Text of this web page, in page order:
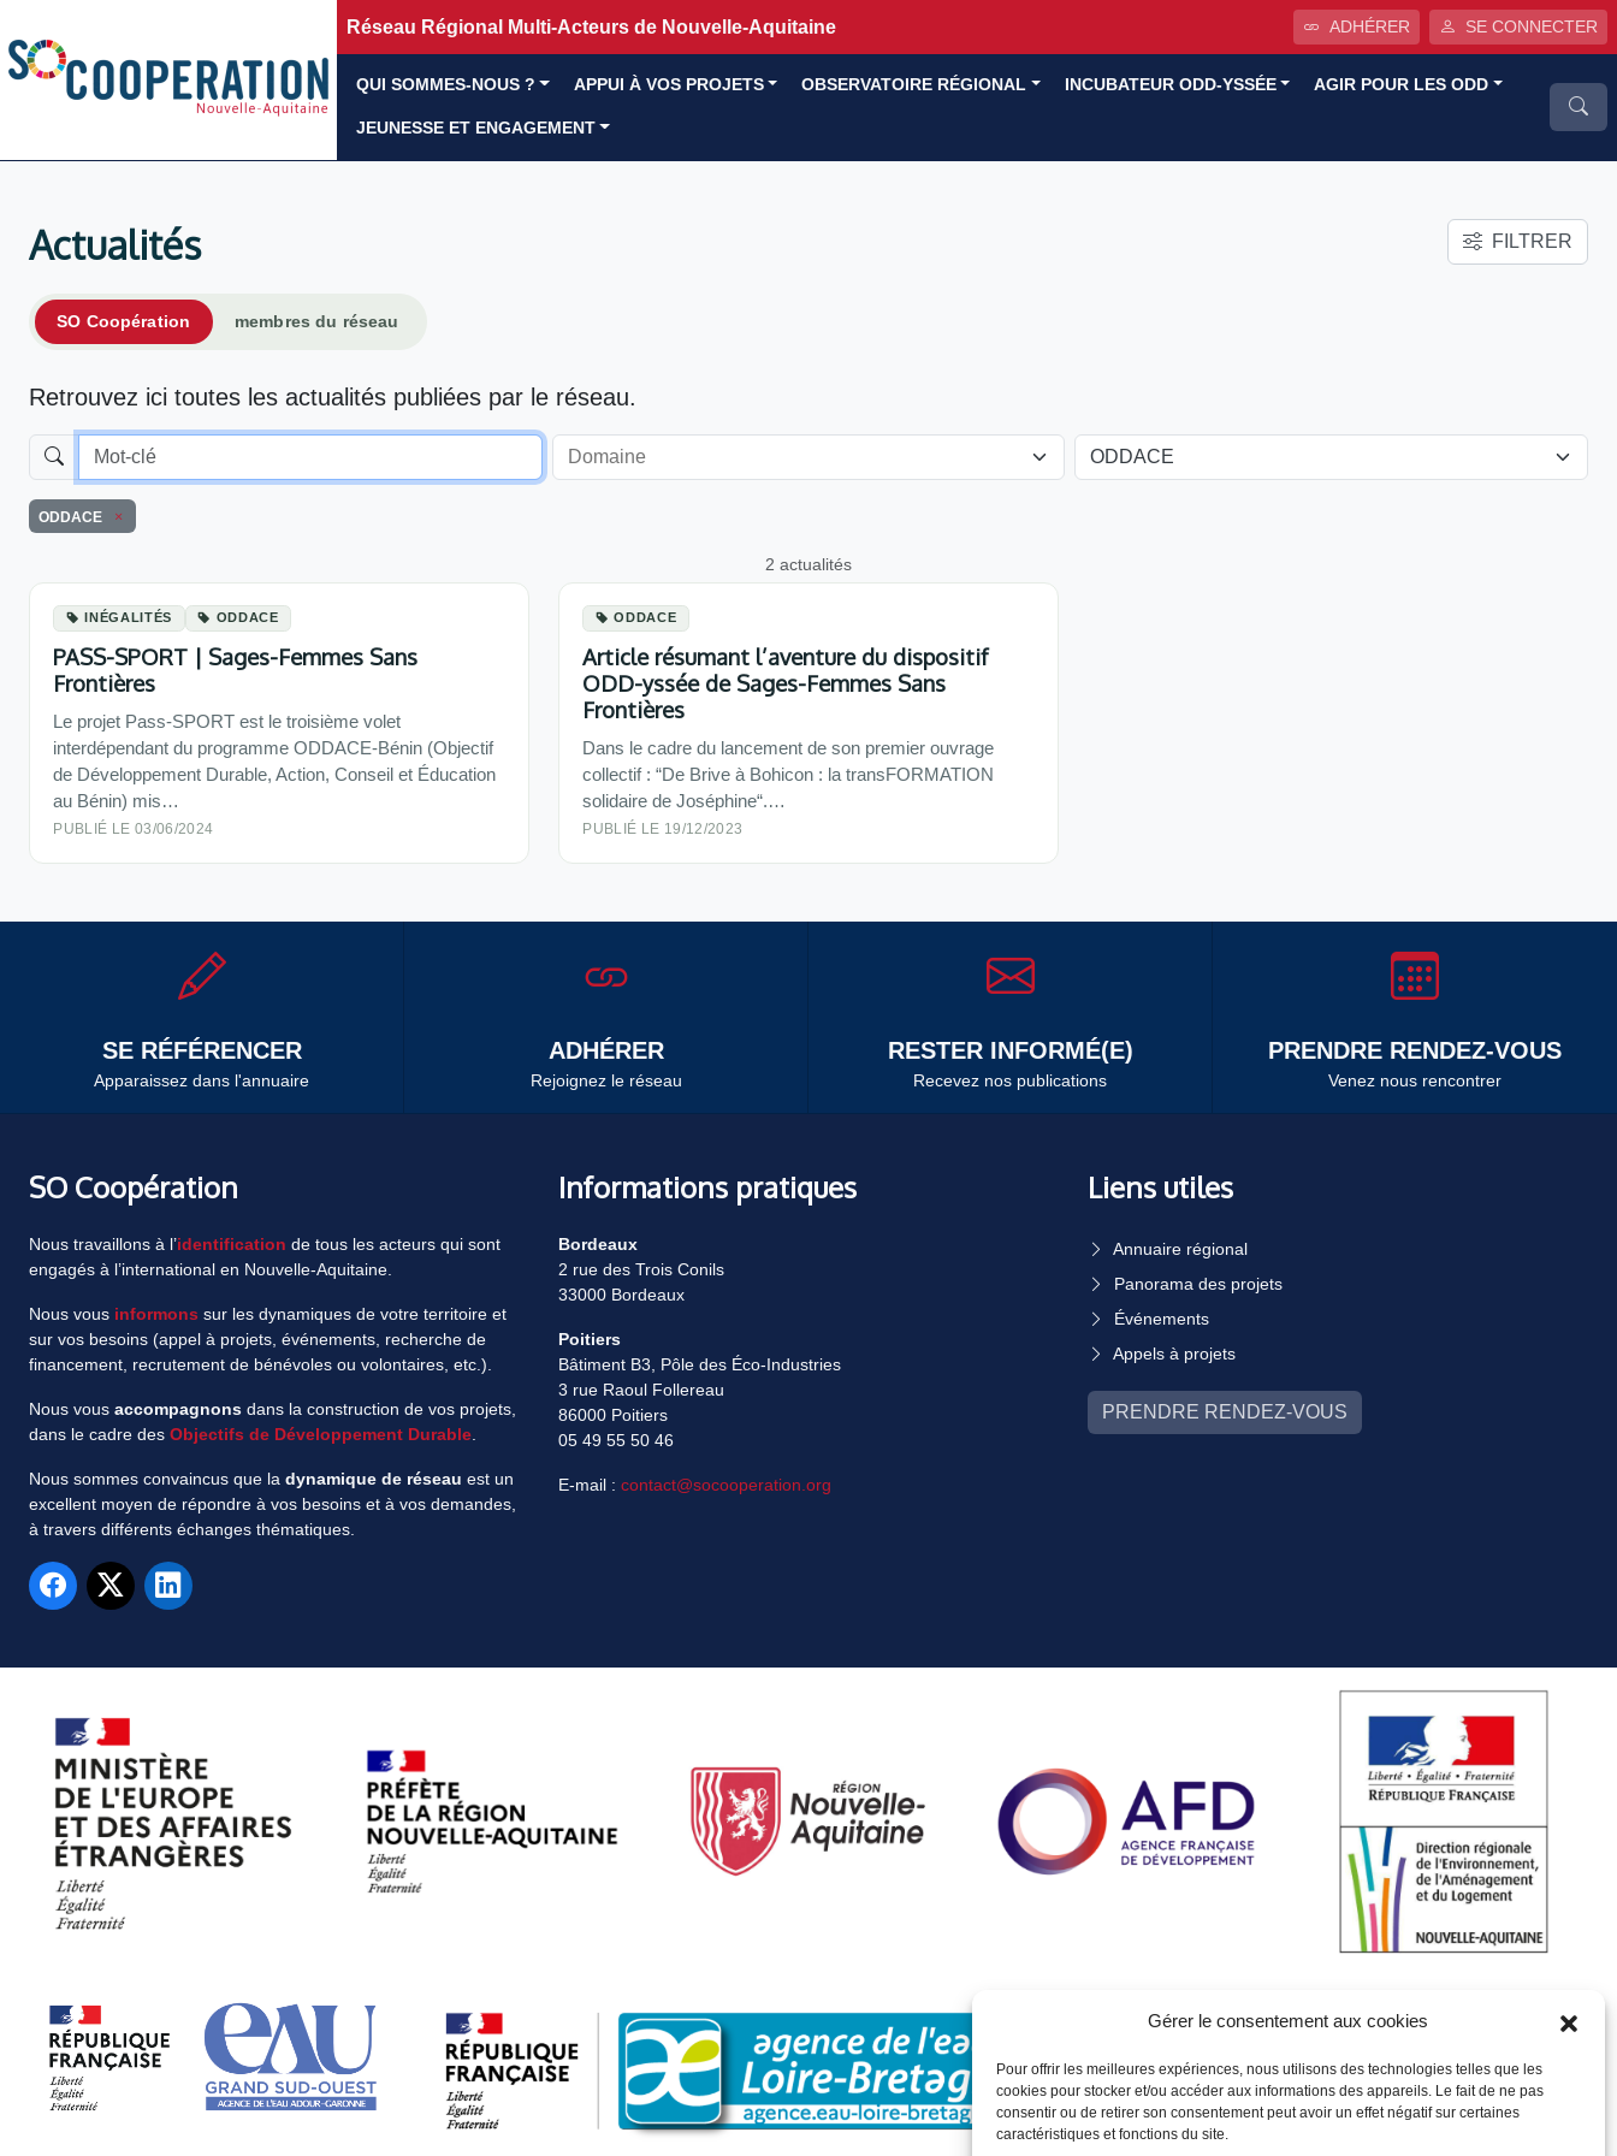
Gérer le consentement aux cookies
Pour offrir les meilleures expériences, nous utilisons des technologies telles que les
cookies pour stocker et/ou accéder aux informations des appareils. Le fait de ne pas
consentir ou de retirer son consentement peut avoir un effet négatif sur certaines
caractéristiques et fonctions du site.
Réseau Régional Multi-Acteurs de Nouvelle-Aquitaine ADHÉRER SE CONNECTER
QUI SOMMES-NOUS ? APPUI À VOS PROJETS OBSERVATOIRE RÉGIONAL INCUBATEUR ODD-YSSÉE AGIR POUR LES ODD
JEUNESSE ET ENGAGEMENT
Actualités FILTRER
SO Coopération membres du réseau
Retrouvez ici toutes les actualités publiées par le réseau.
ODDACE
ODDACE
2 actualités
INÉGALITÉS ODDACE
PASS-SPORT | Sages-Femmes Sans
Frontières
Le projet Pass-SPORT est le troisième volet
interdépendant du programme ODDACE-Bénin (Objectif
de Développement Durable, Action, Conseil et Éducation
au Bénin) mis…
PUBLIÉ LE 03/06/2024
ODDACE
Article résumant l’aventure du dispositif
ODD-yssée de Sages-Femmes Sans
Frontières
Dans le cadre du lancement de son premier ouvrage
collectif : “De Brive à Bohicon : la transFORMATION
solidaire de Joséphine“.…
PUBLIÉ LE 19/12/2023
SE RÉFÉRENCER
Apparaissez dans l'annuaire
ADHÉRER
Rejoignez le réseau
RESTER INFORMÉ(E)
Recevez nos publications
PRENDRE RENDEZ-VOUS
Venez nous rencontrer
SO Coopération
Nous travaillons à l’identification de tous les acteurs qui sont
engagés à l’international en Nouvelle-Aquitaine.
Nous vous informons sur les dynamiques de votre territoire et
sur vos besoins (appel à projets, événements, recherche de
financement, recrutement de bénévoles ou volontaires, etc.).
Nous vous accompagnons dans la construction de vos projets,
dans le cadre des Objectifs de Développement Durable
Nous sommes convaincus que la dynamique de réseau est un
excellent moyen de répondre à vos besoins et à vos demandes,
à travers différents échanges thématiques.
Informations pratiques
Bordeaux
2 rue des Trois Conils
33000 Bordeaux
Poitiers
Bâtiment B3, Pôle des Éco-Industries
3 rue Raoul Follereau
86000 Poitiers
05 49 55 50 46
E-mail : contact@socooperation.org
Liens utiles
Annuaire régional
Panorama des projets
Événements
Appels à projets
PRENDRE RENDEZ-VOUS